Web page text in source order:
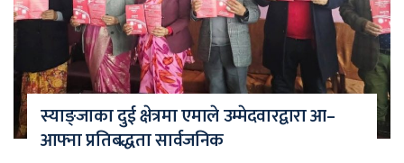
स्याङ्जाका दुई क्षेत्रमा एमाले उम्मेदवारद्वारा आ–
आफ्ना प्रतिबद्धता सार्वजनिक